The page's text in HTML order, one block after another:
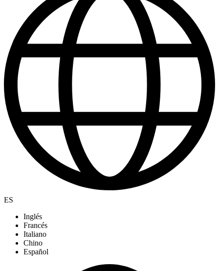
ES
Inglés
Francés
Italiano
Chino
Español